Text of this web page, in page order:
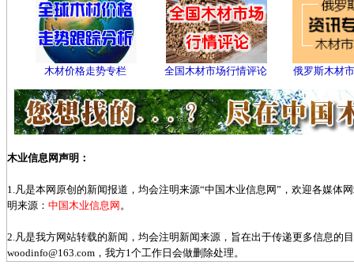
木材价格走势专栏 全国木材市场行情评论 俄罗斯木材
木业信息网声明：
1.凡是本网原创的新闻报道，均会注明来源“中国木业信息网”，欢迎各媒体
明来源： 中国木业信息网 。
2.凡是我方网站转载的新闻，均会注明新闻来源，旨在出于传递更多信息的
woodinfo@163.com，我方1个工作日会做删除处理。